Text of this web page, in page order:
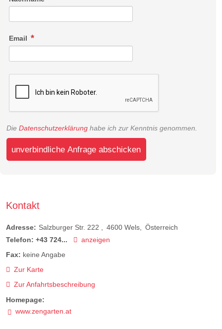
Email
Die Datenschutzerklärung habe ich zur Kenntnis genommen.
unverbindliche Anfrage abschicken
Kontakt
Adresse: Salzburger Str. 222 4600 Wels
Österreich
Telefon: +43 724...
anzeigen
Fax: keine Angabe
Zur Karte
Zur Anfahrtsbeschreibung
Homepage:
www.zengarten.at